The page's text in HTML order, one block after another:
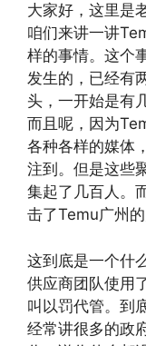
大家好，这里是
咱们来讲一讲
样的事情。这个
发生的，已经有
头，一开始是有
而且呢，因为
各种各样的媒体
注到。但是这些
集起了几百人。
击了Temu广州的
这到底是一个什
供应商团队使用
叫以罚代管。到
经常讲很多的政